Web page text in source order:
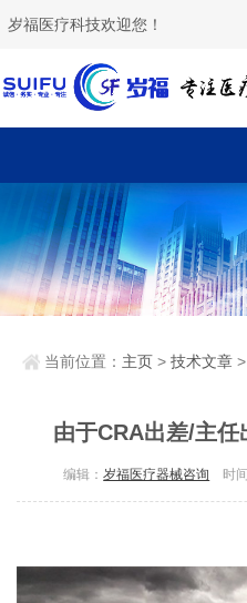
岁福医疗科技欢迎您！
当前位置： 主页 >技术文章 >
由于CRA出差/主
编辑：岁福医疗器械咨询 时